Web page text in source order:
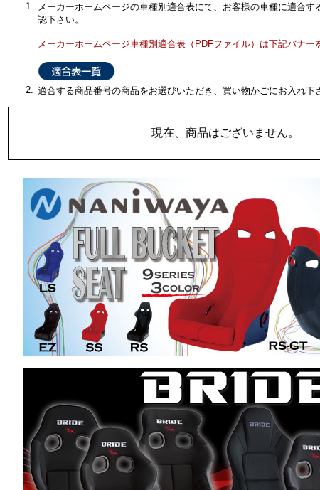
1. メーカーホームページの車種別適合表にて、お客様の車種に適合す
認下さい。
メーカーホームページ車種別適合表（PDFファイル）は下記バナー
2. 適合する商品番号の商品をお選びいただき、買い物かごにお入れ下
現在、商品はございません。